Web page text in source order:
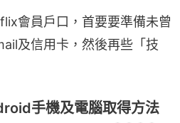
會員戶口，首要要準備未曾
及信用卡，然後再些「技
手機及電腦取得方法